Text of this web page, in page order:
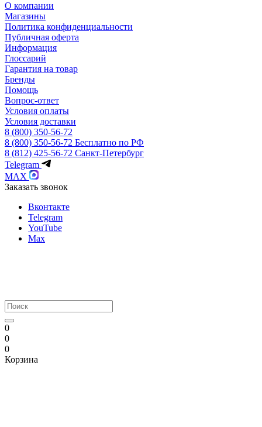
О компании
Магазины
Политика конфиденциальности
Публичная оферта
Информация
Глоссарий
Гарантия на товар
Бренды
Помощь
Вопрос-ответ
Условия оплаты
Условия доставки
8 (800) 350-56-72
8 (800) 350-56-72 Бесплатно по РФ
8 (812) 425-56-72 Санкт-Петербург
Telegram
MAX
Заказать звонок
Вконтакте
Telegram
YouTube
Max
0
0
0
Корзина